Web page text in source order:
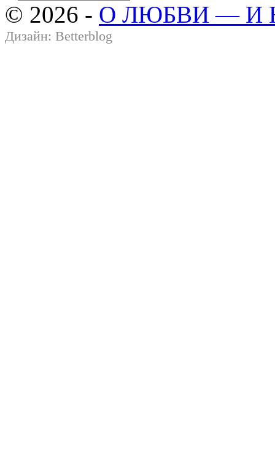
© 2026 - О ЛЮБВИ — И
Дизайн: Betterblog